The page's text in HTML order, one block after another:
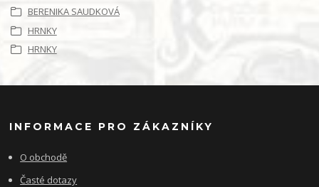
BERENIKA SAUDKOVÁ
HRNKY
HRNKY
INFORMACE PRO ZÁKAZNÍKY
O obchodě
Časté dotazy